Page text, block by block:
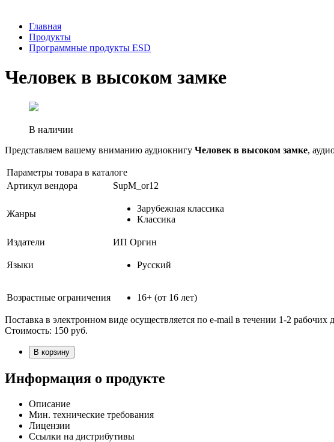
Главная
Продукты
Программные продукты ESD
Человек в высоком замке
В наличии
Представляем вашему вниманию аудиокнигу Человек в высоком замке,
Параметры товара в каталоге
Артикул вендора
SupM_or12
Жанры
Зарубежная классика
Классика
Издатели ИП Оргин
Языки Русский
Возрастные ограничения 16+ (от 16 лет)
Поставка в электронном виде осуществляется по e-mail в течении 1-2
Стоимость: 150 руб.
В корзину
Информация о продукте
Описание
Мин. технические требования
Лицензии
Ссылки на дистрибутивы